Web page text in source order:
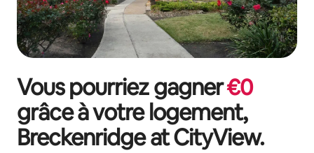
Vous pourriez gagner€0
grâce à votre logement,
Breckenridge at CityView.